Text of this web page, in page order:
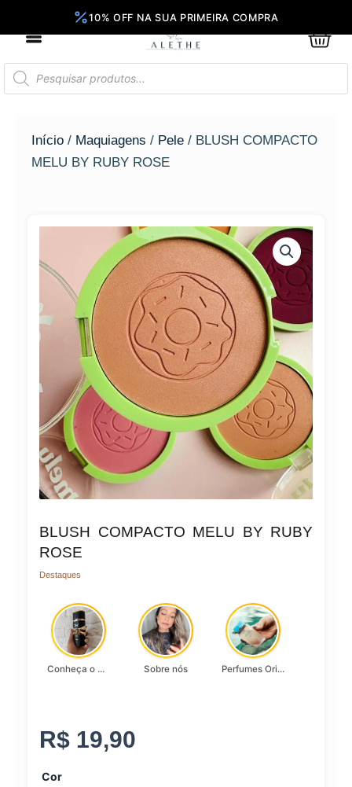
conteúdo
Pesquisar
produtos
Início / Maquiagens / Pele / BLUSH COMPACTO
MELU BY RUBY ROSE
BLUSH COMPACTO MELU BY RUBY
ROSE
Destaques
Conheça o Asad, da Lattafa… Sobre nós Perfumes Originais
R$ 19,90
Cor
BLUSH